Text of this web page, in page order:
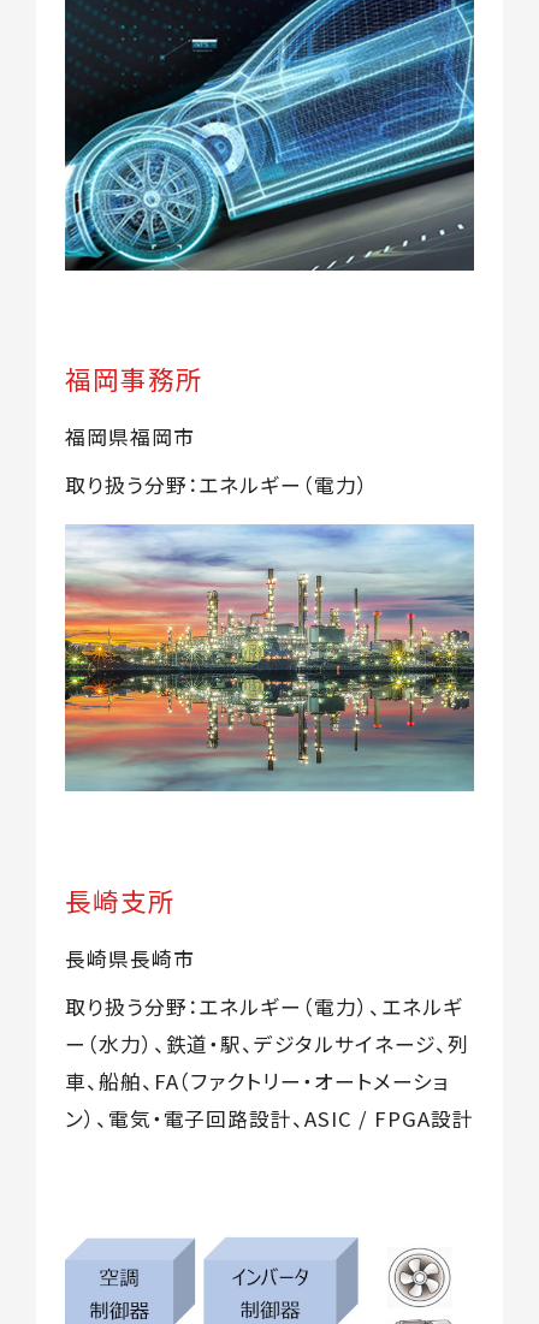
福岡事務所
福岡県福岡市
取り扱う分野：エネルギー（電力）
長崎支所
長崎県長崎市
取り扱う分野：エネルギー（電力）、エネルギ
ー（水力）、鉄道・駅、デジタルサイネージ、列
車、船舶、FA（ファクトリー・オートメーショ
ン）、電気・電子回路設計、ASIC / FPGA設計